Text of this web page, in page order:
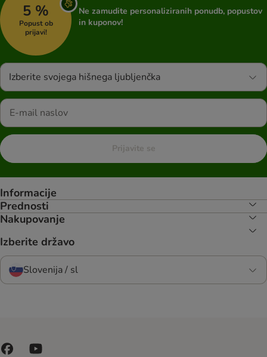
5 %
Popust ob
prijavi!
Ne zamudite personaliziranih ponudb, popustov
in kuponov!
Izberite svojega hišnega ljubljenčka
Prijavite se
Informacije
Prednosti
Nakupovanje
Izberite državo
Slovenija / sl